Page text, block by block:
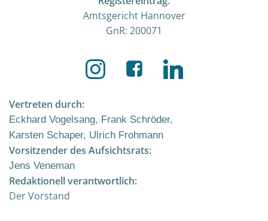
Amtsgericht Hannover
GnR: 200071
Vertreten durch:
Eckhard Vogelsang, Frank Schröder,
Karsten Schaper, Ulrich Frohmann
Vorsitzender des Aufsichtsrats:
Jens Veneman
Redaktionell verantwortlich:
Der Vorstand